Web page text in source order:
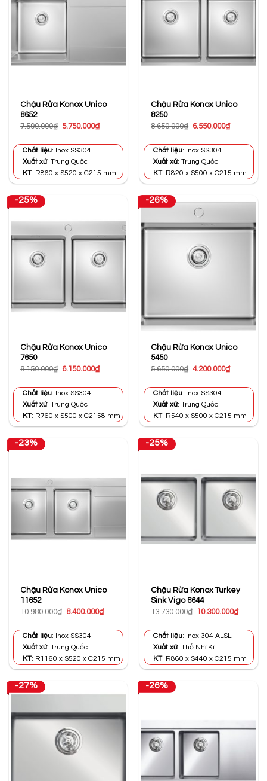
Chậu Rửa Konox Unico
8652
7.590.000₫ Giá
7.590.000₫.
5.750.000₫Giá
Chất liệu: Inox SS304
Xuất xứ: Trung Quốc
KT: R860 x S520 x C215 mm
Chậu Rửa Konox Unico
8250
8.650.000₫ Giá
8.650.000₫.
6.550.000₫Giá
Chất liệu: Inox SS304
Xuất xứ: Trung Quốc
KT: R820 x S500 x C215 mm
-25%
Chậu Rửa Konox Unico
7650
8.150.000₫ Giá
8.150.000₫.
6.150.000₫Giá
Chất liệu: Inox SS304
Xuất xứ: Trung Quốc
KT: R760 x S500 x C2158 mm
-26%
Chậu Rửa Konox Unico
5450
5.650.000₫ Giá
5.650.000₫.
4.200.000₫Giá
Chất liệu: Inox SS304
Xuất xứ: Trung Quốc
KT: R540 x S500 x C215 mm
-23%
Chậu Rửa Konox Unico
11652
10.980.000₫ Giá
10.980.000₫.
8.400.000₫Giá
Chất liệu: Inox SS304
Xuất xứ: Trung Quốc
KT: R1160 x S520 x C215 mm
-25%
Chậu Rửa Konox Turkey
Sink Vigo 8644
13.730.000₫
Giá
13.730.000₫.
10.300.000₫Giá
Chất liệu: Inox 304 ALSL
Xuất xứ: Thổ Nhĩ Kì
KT: R860 x S440 x C215 mm
-27% -26%